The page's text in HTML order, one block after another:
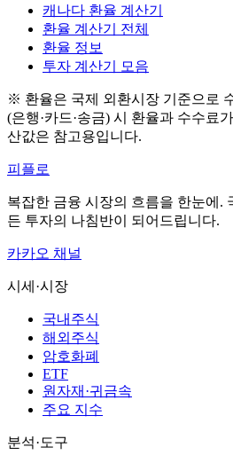
캐나다 환율 계산기
환율 계산기 전체
환율 정보
투자 계산기 모음
※ 환율은 국제 외환시장 기준으로
(은행·카드·송금) 시 환율과 수수료
산값은 참고용입니다.
피플로
복잡한 금융 시장의 흐름을 한눈에.
든 투자의 나침반이 되어드립니다.
카카오 채널
시세·시장
국내주식
해외주식
암호화폐
ETF
원자재·귀금속
주요 지수
분석·도구